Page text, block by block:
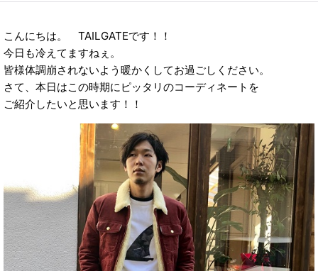
こんにちは。 TAILGATEです！！
今日も冷えてますねぇ。
皆様体調崩されないよう暖かくしてお過ごしください。
さて、本日はこの時期にピッタリのコーディネートを
ご紹介したいと思います！！